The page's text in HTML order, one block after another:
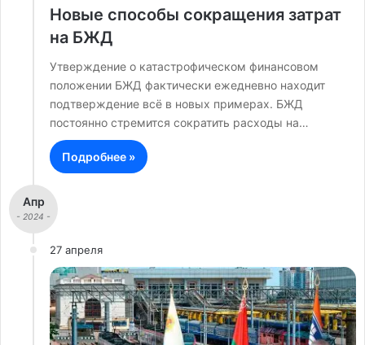
Новые способы сокращения затрат
на БЖД
Утверждение о катастрофическом финансовом
положении БЖД фактически ежедневно находит
подтверждение всё в новых примерах. БЖД
постоянно стремится сократить расходы на…
Подробнее »
Апр
- 2024 -
27 апреля